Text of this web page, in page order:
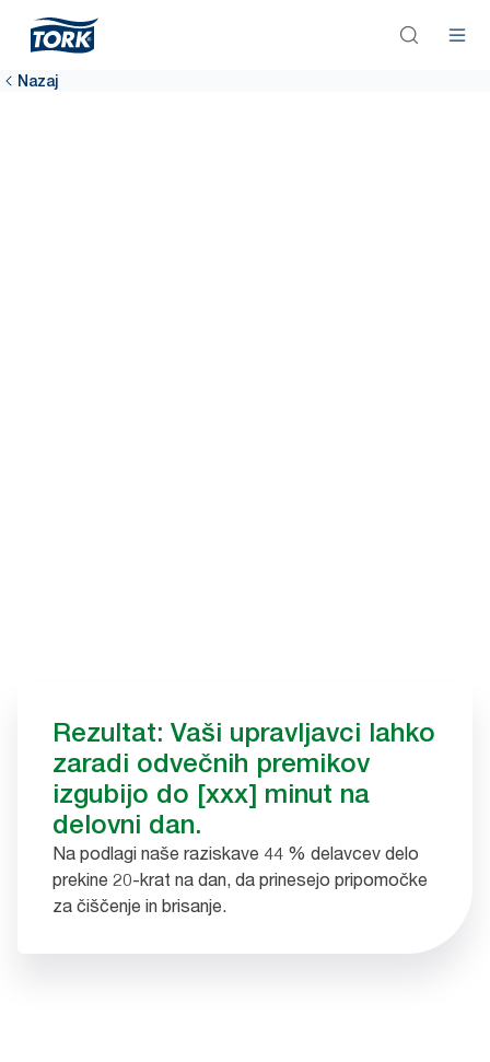
Nazaj
Rezultat: Vaši upravljavci lahko
zaradi odvečnih premikov
izgubijo do [xxx] minut na
delovni dan.
Na podlagi naše raziskave 44 % delavcev delo
prekine 20-krat na dan, da prinesejo pripomočke
za čiščenje in brisanje.